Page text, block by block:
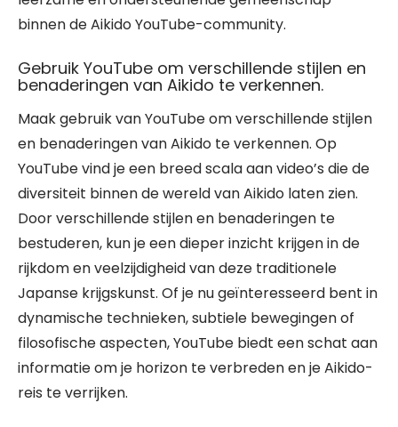
binnen de Aikido YouTube-community.
Gebruik YouTube om verschillende stijlen en
benaderingen van Aikido te verkennen.
Maak gebruik van YouTube om verschillende stijlen
en benaderingen van Aikido te verkennen. Op
YouTube vind je een breed scala aan video’s die de
diversiteit binnen de wereld van Aikido laten zien.
Door verschillende stijlen en benaderingen te
bestuderen, kun je een dieper inzicht krijgen in de
rijkdom en veelzijdigheid van deze traditionele
Japanse krijgskunst. Of je nu geïnteresseerd bent in
dynamische technieken, subtiele bewegingen of
filosofische aspecten, YouTube biedt een schat aan
informatie om je horizon te verbreden en je Aikido-
reis te verrijken.